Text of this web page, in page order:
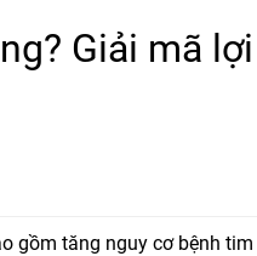
Giải mã
gồm tăng nguy cơ bệnh